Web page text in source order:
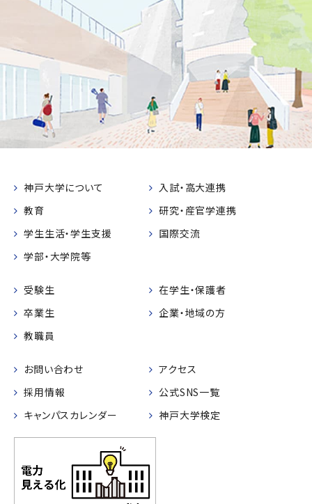
神戸大学について
入試・高大連携
教育
研究・産官学連携
学生生活・学生支援
国際交流
学部・大学院等
受験生
在学生・保護者
卒業生
企業・地域の方
教職員
お問い合わせ
アクセス
採用情報
公式SNS一覧
キャンパスカレンダー
神戸大学検定